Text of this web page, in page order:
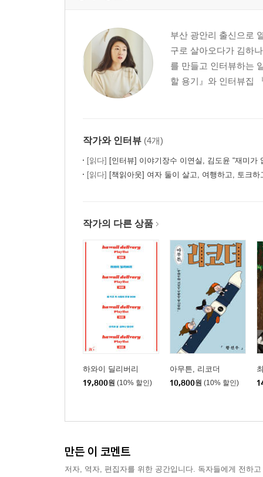
부산 광안리 출신으로
구로 살아오다가 김하
를 만들고 인터뷰하는
할 용기』와 인터뷰집
작가와 인터뷰 (4개)
[읽다] [인터뷰] 이야기장수 이연실, 김도윤 “재미가 없다면 세계에
[읽다] [책읽아웃] 여자 둘이 살고, 여행하고, 토크하고
작가의 다른 상품
하와이 딜리버리
19,800원 (10% 할인)
아무튼, 리코더
10,800원 (10% 할인)
만든 이 코멘트
저자, 역자, 편집자를 위한 공간입니다. 독자들에게 전하